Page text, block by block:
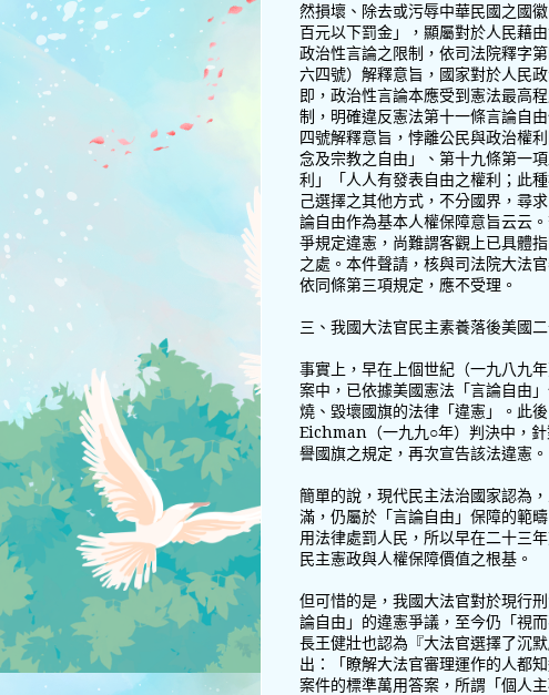
然損壞、除去或污辱中華民國之國
百元以下罰金」，顯屬對於人民藉
政治性言論之限制，依司法院釋字
六四號）解釋意旨，國家對於人民
即，政治性言論本應受到憲法最高
制，明確違反憲法第十一條言論自
四號解釋意旨，悖離公民與政治權
念及宗教之自由」、第十九條第一
利」「人人有發表自由之權利；此
己選擇之其他方式，不分國界，尋
論自由作為基本人權保障意旨云云
爭規定違憲，尚難謂客觀上已具體
之處。本件聲請，核與司法院大法
依同條第三項規定，應不受理。
三、我國大法官民主素養落後美國
事實上，早在上個世紀（一九八九
案中，已依據美國憲法「言論自由
燒、毀壞國旗的法律「違憲」。此
Eichman（一九九○年）判決中，
譽國旗之規定，再次宣告該法違憲。
簡單的說，現代民主法治國家認為
滿，仍屬於「言論自由」保障的範
用法律處罰人民，所以早在二十三
民主憲政與人權保障價值之根基。
但可惜的是，我國大法官對於現行
論自由」的違憲爭議，至今仍「視
長王健壯也認為『大法官選擇了沉
出：「瞭解大法官審理運作的人都
案件的標準萬用答案，所謂「個人